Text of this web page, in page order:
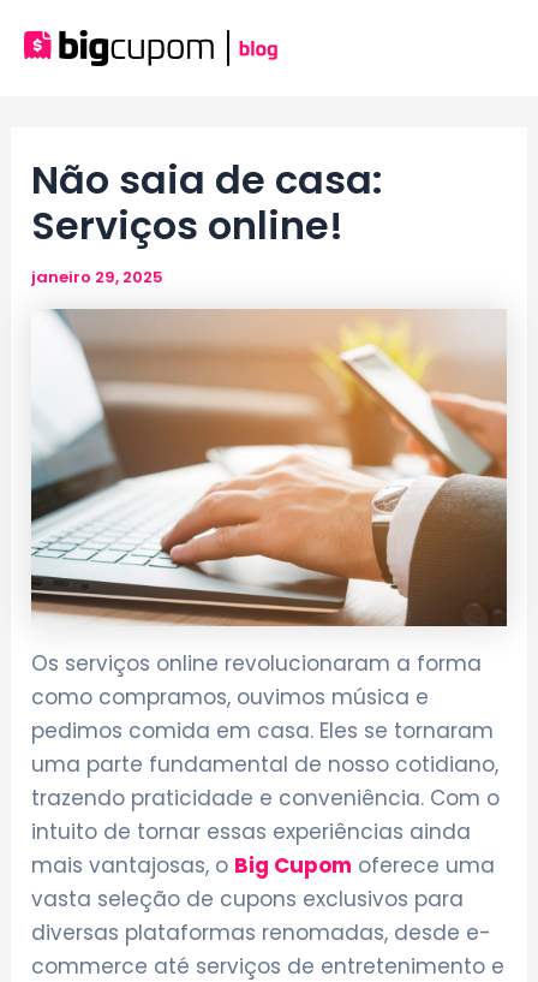
para
Não saia de casa:
Serviços online!
janeiro 29, 2025
Os serviços online revolucionaram a forma
como compramos, ouvimos música e
pedimos comida em casa. Eles se tornaram
uma parte fundamental de nosso cotidiano,
trazendo praticidade e conveniência. Com o
intuito de tornar essas experiências ainda
mais vantajosas, o Big Cupom oferece uma
vasta seleção de cupons exclusivos para
diversas plataformas renomadas, desde e-
commerce até serviços de entretenimento e